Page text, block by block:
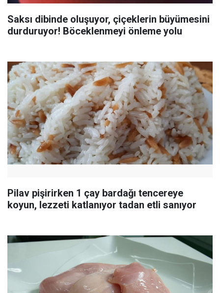
Saksı dibinde oluşuyor, çiçeklerin büyümesini
durduruyor! Böceklenmeyi önleme yolu
Pilav pişirirken 1 çay bardağı tencereye
koyun, lezzeti katlanıyor tadan etli sanıyor